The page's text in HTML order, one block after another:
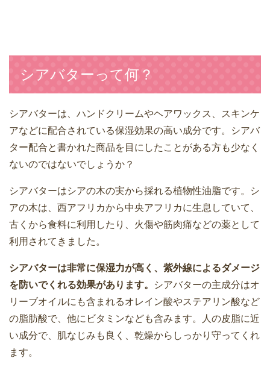
シアバターって何？
シアバターは、ハンドクリームやヘアワックス、スキンケ
アなどに配合されている保湿効果の高い成分です。シアバ
ター配合と書かれた商品を目にしたことがある方も少なく
ないのではないでしょうか？
シアバターはシアの木の実から採れる植物性油脂です。シ
アの木は、西アフリカから中央アフリカに生息していて、
古くから食料に利用したり、火傷や筋肉痛などの薬として
利用されてきました。
シアバターは非常に保湿力が高く、紫外線によるダメージ
を防いでくれる効果があります。
シアバターの主成分はオ
リーブオイルにも含まれるオレイン酸やステアリン酸など
の脂肪酸で、他にビタミンなども含みます。人の皮脂に近
い成分で、肌なじみも良く、乾燥からしっかり守ってくれ
ます。